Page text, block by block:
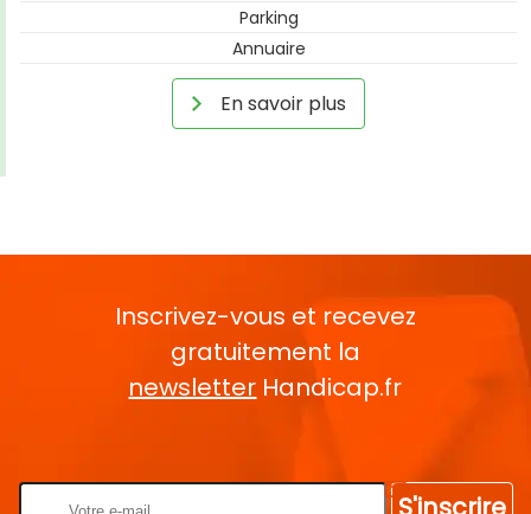
Parking
Annuaire
En savoir plus
Inscrivez-vous et recevez
gratuitement la
newsletter Handicap.fr